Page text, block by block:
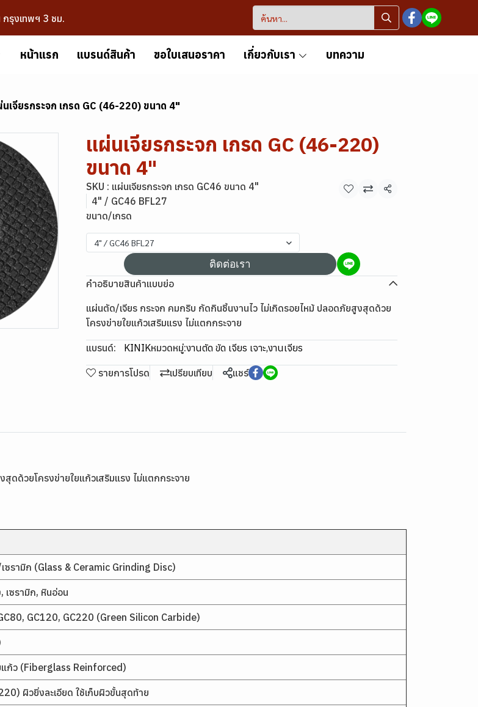
รุงเทพฯ 3 ชม.
หน้าแรก แบรนด์สินค้า ขอใบเสนอราคา เกี่ยวกับเรา บทความ
เจียรกระจก เกรด GC (46-220) ขนาด 4"
แผ่นเจียรกระจก เกรด GC (46-220)
ขนาด 4"
SKU : แผ่นเจียรกระจก เกรด GC46 ขนาด 4"
4" / GC46 BFL27
แชร์
ขนาด/เกรด
4" / GC46 BFL27
ติดต่อเรา
คำอธิบายสินค้าแบบย่อ
แผ่นตัด/เจียร กระจก คมกริบ กัดกินชิ้นงานไว ไม่เกิดรอยไหม้ ปลอดภัยสูงสุดด้วย
โครงข่ายใยแก้วเสริมแรง ไม่แตกกระจาย
แบรนด์: KINIKหมวดหมู่:งานตัด ขัด เจียร เจาะ,งานเจียร
รายการโปรด เปรียบเทียบ แชร์
ดด้วยโครงข่ายใยแก้วเสริมแรง ไม่แตกกระจาย
เซรามิก (Glass & Ceramic Grinding Disc)
เซรามิก, หินอ่อน
GC120, GC220 (Green Silicon Carbide)
แก้ว (Fiberglass Reinforced)
ผิวยิ่งละเอียด ใช้เก็บผิวขั้นสุดท้าย